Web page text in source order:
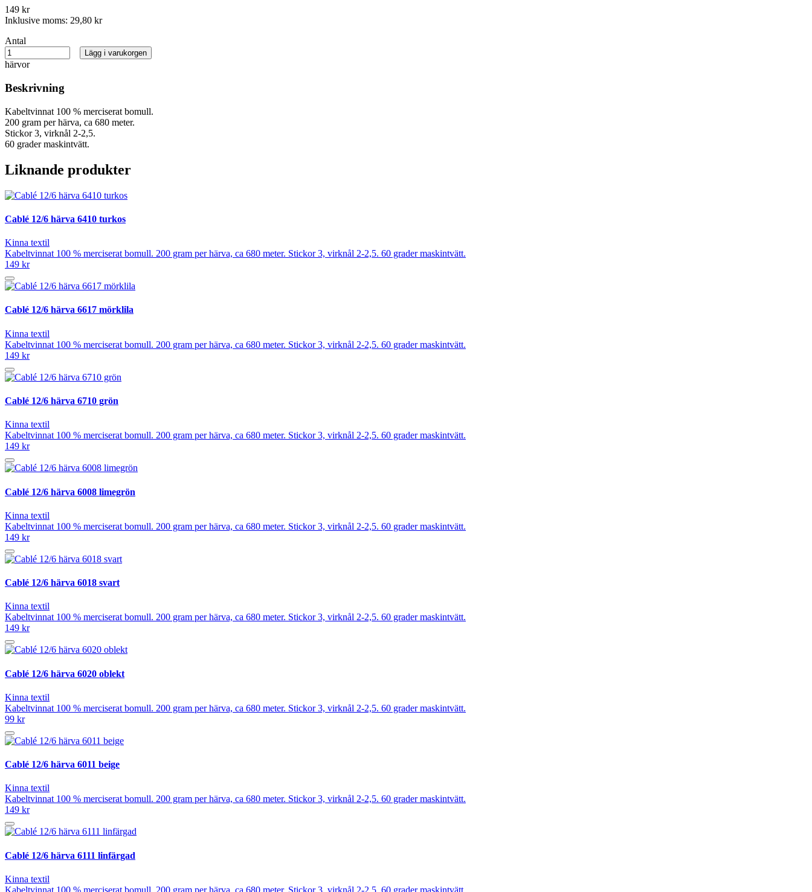
149 kr
Inklusive moms: 29,80 kr
Antal
härvor
Lägg i varukorgen
Beskrivning
Kabeltvinnat 100 % merciserat bomull.
200 gram per härva, ca 680 meter.
Stickor 3, virknål 2-2,5.
60 grader maskintvätt.
Liknande produkter
Cablé 12/6 härva 6410 turkos
Kinna textil
Kabeltvinnat 100 % merciserat bomull. 200 gram per härva, ca 680 meter. Stickor 3, virknål 2-2,5. 60 grader maskintvätt.
149 kr
Cablé 12/6 härva 6617 mörklila
Kinna textil
Kabeltvinnat 100 % merciserat bomull. 200 gram per härva, ca 680 meter. Stickor 3, virknål 2-2,5. 60 grader maskintvätt.
149 kr
Cablé 12/6 härva 6710 grön
Kinna textil
Kabeltvinnat 100 % merciserat bomull. 200 gram per härva, ca 680 meter. Stickor 3, virknål 2-2,5. 60 grader maskintvätt.
149 kr
Cablé 12/6 härva 6008 limegrön
Kinna textil
Kabeltvinnat 100 % merciserat bomull. 200 gram per härva, ca 680 meter. Stickor 3, virknål 2-2,5. 60 grader maskintvätt.
149 kr
Cablé 12/6 härva 6018 svart
Kinna textil
Kabeltvinnat 100 % merciserat bomull. 200 gram per härva, ca 680 meter. Stickor 3, virknål 2-2,5. 60 grader maskintvätt.
149 kr
Cablé 12/6 härva 6020 oblekt
Kinna textil
Kabeltvinnat 100 % merciserat bomull. 200 gram per härva, ca 680 meter. Stickor 3, virknål 2-2,5. 60 grader maskintvätt.
99 kr
Cablé 12/6 härva 6011 beige
Kinna textil
Kabeltvinnat 100 % merciserat bomull. 200 gram per härva, ca 680 meter. Stickor 3, virknål 2-2,5. 60 grader maskintvätt.
149 kr
Cablé 12/6 härva 6111 linfärgad
Kinna textil
Kabeltvinnat 100 % merciserat bomull. 200 gram per härva, ca 680 meter. Stickor 3, virknål 2-2,5. 60 grader maskintvätt.